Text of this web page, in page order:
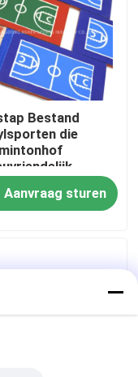
Bestand
die
vloeren
Aanvraag sturen